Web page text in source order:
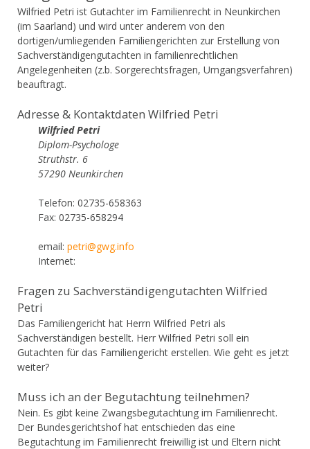
Wilfried Petri ist Gutachter im Familienrecht in Neunkirchen
(im Saarland) und wird unter anderem von den
dortigen/umliegenden Familiengerichten zur Erstellung von
Sachverständigengutachten in familienrechtlichen
Angelegenheiten (z.b. Sorgerechtsfragen, Umgangsverfahren)
beauftragt.
Adresse & Kontaktdaten Wilfried Petri
Wilfried Petri
Diplom-Psychologe
Struthstr. 6
57290 Neunkirchen
Telefon: 02735-658363
Fax: 02735-658294
email: petri@gwg.info
Internet:
Fragen zu Sachverständigengutachten Wilfried
Petri
Das Familiengericht hat Herrn Wilfried Petri als
Sachverständigen bestellt. Herr Wilfried Petri soll ein
Gutachten für das Familiengericht erstellen. Wie geht es jetzt
weiter?
Muss ich an der Begutachtung teilnehmen?
Nein. Es gibt keine Zwangsbegutachtung im Familienrecht.
Der Bundesgerichtshof hat entschieden das eine
Begutachtung im Familienrecht freiwillig ist und Eltern nicht